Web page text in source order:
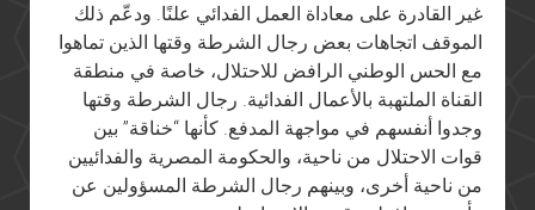
غير القادرة على معاداة العمل الفدائي علنًا. ودعّم ذلك
الموقف اتجاهات بعض رجال الشرطة وقتها الذين تماهوا
مع الحس الوطني الرافض للاحتلال، خاصة في منطقة
القناة الملتهبة بالأعمال الفدائية. رجال الشرطة وقتها
وجدوا أنفسهم في مواجهة المدفع. كأنها “خناقة” بين
قوات الاحتلال من ناحية، والحكومة المصرية والفدائيين
من ناحية أخرى، وبينهم رجال الشرطة المسؤولين عن